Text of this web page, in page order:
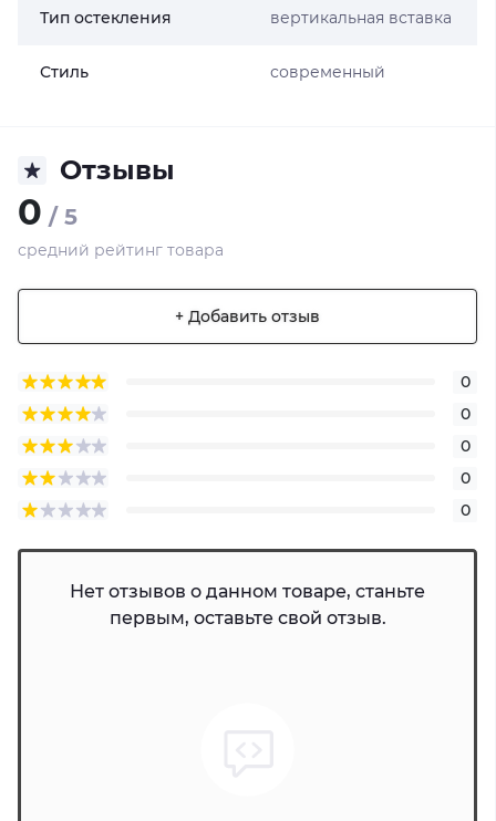
Тип остекления вертикальная вставка
Стиль современный
Отзывы
0 / 5
средний рейтинг товара
+ Добавить отзыв
0
0
0
0
0
Нет отзывов о данном товаре, станьте
первым, оставьте свой отзыв.